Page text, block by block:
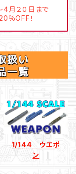
月２０日まで
％OFF！
1/144 ウエポ
ン